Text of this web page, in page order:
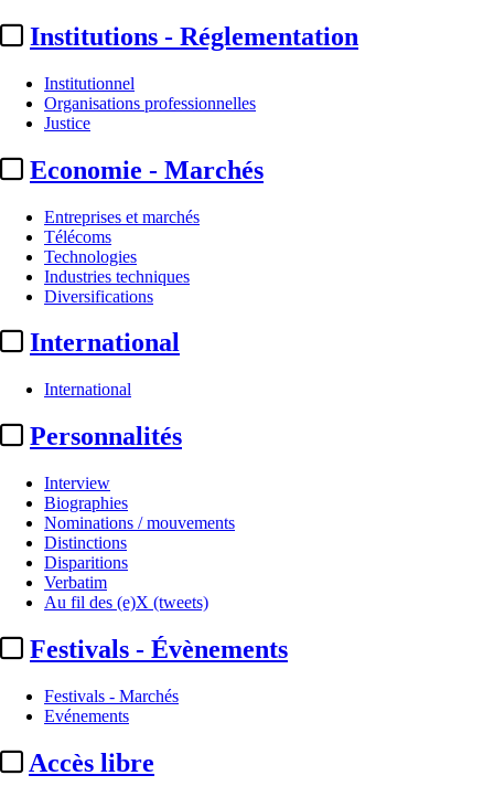
Institutions - Réglementation
Institutionnel
Organisations professionnelles
Justice
Economie - Marchés
Entreprises et marchés
Télécoms
Technologies
Industries techniques
Diversifications
International
International
Personnalités
Interview
Biographies
Nominations / mouvements
Distinctions
Disparitions
Verbatim
Au fil des (e)X (tweets)
Festivals - Évènements
Festivals - Marchés
Evénements
Accès libre